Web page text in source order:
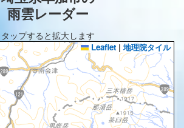
雨雲レーダー
タップすると拡大します
Leaflet | 地理院タイル